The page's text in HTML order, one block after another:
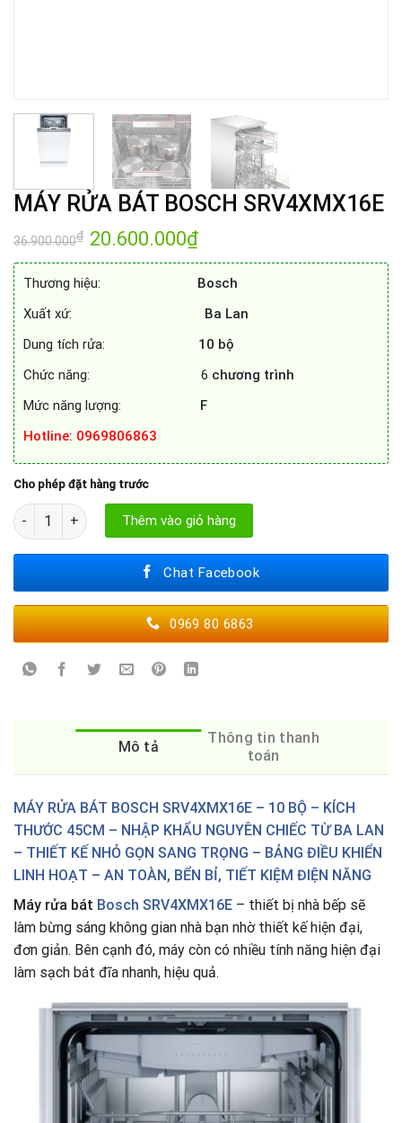
MÁY RỬA BÁT BOSCH SRV4XMX16E
36.900.000₫ Giá
gốc
là:
20.600.000₫Giá
tại
20.600.000₫.
Thương hiệu:
Bosch
Xuất xứ:
Ba Lan
Dung tích rửa: 10 bộ
Chức năng: 6 chương trình
Mức năng lượng:
F
Hotline: 0969806863
Cho phép đặt hàng trước
MÁY RỬA BÁT BOSCH SRV4XMX16E số lượng
Thêm vào giỏ hàng
Chat Facebook
0969 80 6863
Mô tả
Thông tin thanh
toán
MÁY RỬA BÁT BOSCH SRV4XMX16E – 10 BỘ – KÍCH
THƯỚC 45CM – NHẬP KHẨU NGUYÊN CHIẾC TỪ BA LAN
– THIẾT KẾ NHỎ GỌN SANG TRỌNG – BẢNG ĐIỀU KHIỂN
LINH HOẠT – AN TOÀN, BỂN BỈ, TIẾT KIỆM ĐIỆN NĂNG
Máy rửa bát Bosch SRV4XMX16E – thiết bị nhà bếp sẽ
làm bừng sáng không gian nhà bạn nhờ thiết kế hiện đại,
đơn giản. Bên cạnh đó, máy còn có nhiều tính năng hiện đại
làm sạch bát đĩa nhanh, hiệu quả.